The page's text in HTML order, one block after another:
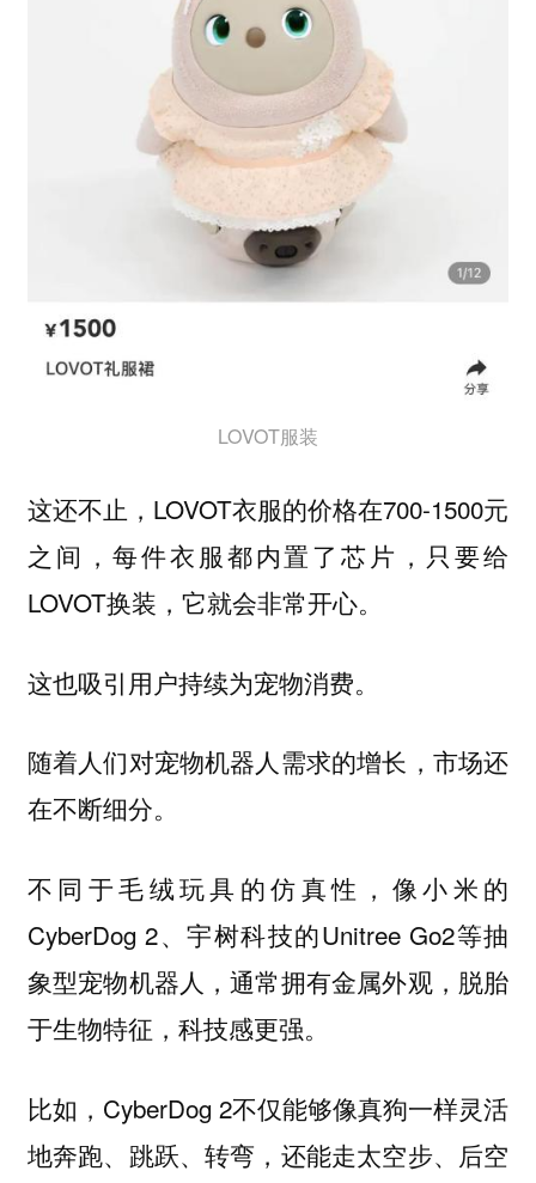
LOVOT服装
这还不止，LOVOT衣服的价格在700-1500元
之间，每件衣服都内置了芯片，只要给
LOVOT换装，它就会非常开心。
这也吸引用户持续为宠物消费。
随着人们对宠物机器人需求的增长，市场还
在不断细分。
不同于毛绒玩具的仿真性，像小米的
CyberDog 2、宇树科技的Unitree Go2等抽
象型宠物机器人，通常拥有金属外观，脱胎
于生物特征，科技感更强。
比如，CyberDog 2不仅能够像真狗一样灵活
地奔跑、跳跃、转弯，还能走太空步、后空